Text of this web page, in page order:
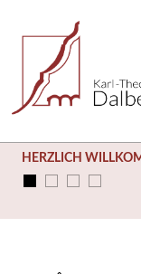
HERZLICH